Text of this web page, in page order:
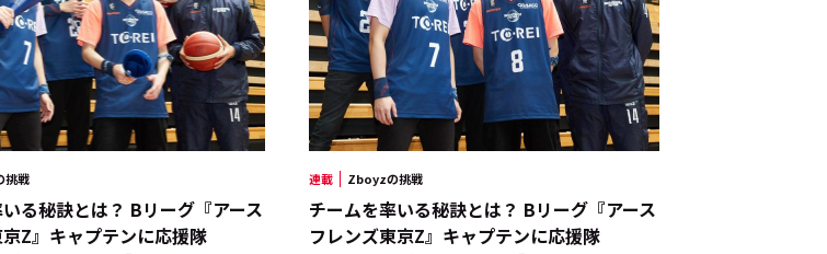
挑戦
る秘訣とは？ Bリーグ『アース
Z』キャプテンに応援隊
連載 Zboyzの挑戦
チームを率いる秘訣とは？ Bリーグ『アース
フレンズ東京Z』キャプテンに応援隊